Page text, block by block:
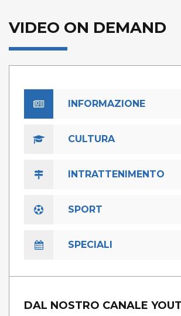
VIDEO ON DEMAND
INFORMAZIONE
CULTURA
INTRATTENIMENTO
SPORT
SPECIALI
DAL NOSTRO CANALE